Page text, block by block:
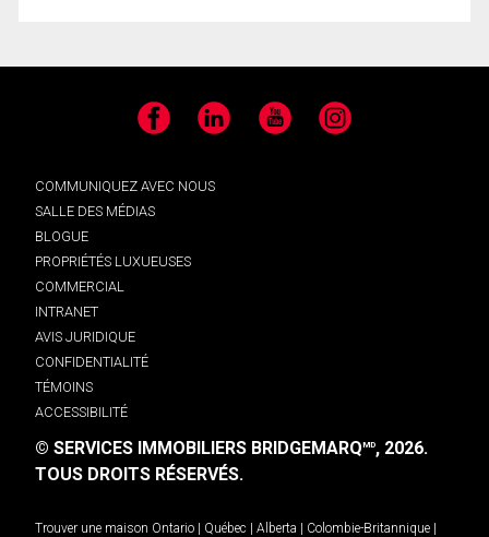
Facebook LinkedIn YouTube Instagram
COMMUNIQUEZ AVEC NOUS
SALLE DES MÉDIAS
BLOGUE
PROPRIÉTÉS LUXUEUSES
COMMERCIAL
INTRANET
AVIS JURIDIQUE
CONFIDENTIALITÉ
TÉMOINS
ACCESSIBILITÉ
© SERVICES IMMOBILIERS BRIDGEMARQMD, 2026.
TOUS DROITS RÉSERVÉS.
Trouver une maison Ontario Québec Alberta Colombie-Britannique